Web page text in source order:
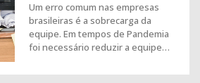
Um erro comum nas empresas
brasileiras é a sobrecarga da
equipe. Em tempos de Pandemia
foi necessário reduzir a equipe…